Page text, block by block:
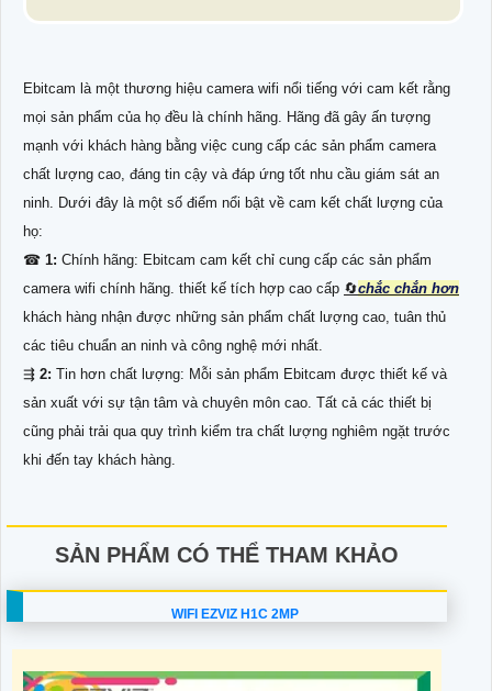
Ebitcam là một thương hiệu camera wifi nổi tiếng với cam kết rằng
mọi sản phẩm của họ đều là chính hãng. Hãng đã gây ấn tượng
mạnh với khách hàng bằng việc cung cấp các sản phẩm camera
chất lượng cao, đáng tin cậy và đáp ứng tốt nhu cầu giám sát an
ninh. Dưới đây là một số điểm nổi bật về cam kết chất lượng của
họ:
☎ 1: Chính hãng: Ebitcam cam kết chỉ cung cấp các sản phẩm
camera wifi chính hãng. thiết kế tích hợp cao cấp 🔄chắc chắn hơn
khách hàng nhận được những sản phẩm chất lượng cao, tuân thủ
các tiêu chuẩn an ninh và công nghệ mới nhất.
⇶ 2: Tin hơn chất lượng: Mỗi sản phẩm Ebitcam được thiết kế và
sản xuất với sự tận tâm và chuyên môn cao. Tất cả các thiết bị
cũng phải trải qua quy trình kiểm tra chất lượng nghiêm ngặt trước
khi đến tay khách hàng.
SẢN PHẨM CÓ THỂ THAM KHẢO
WIFI EZVIZ H1C 2MP